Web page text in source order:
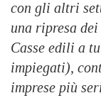
con gli altri
una ripresa
Casse edili a
impiegati),
imprese più